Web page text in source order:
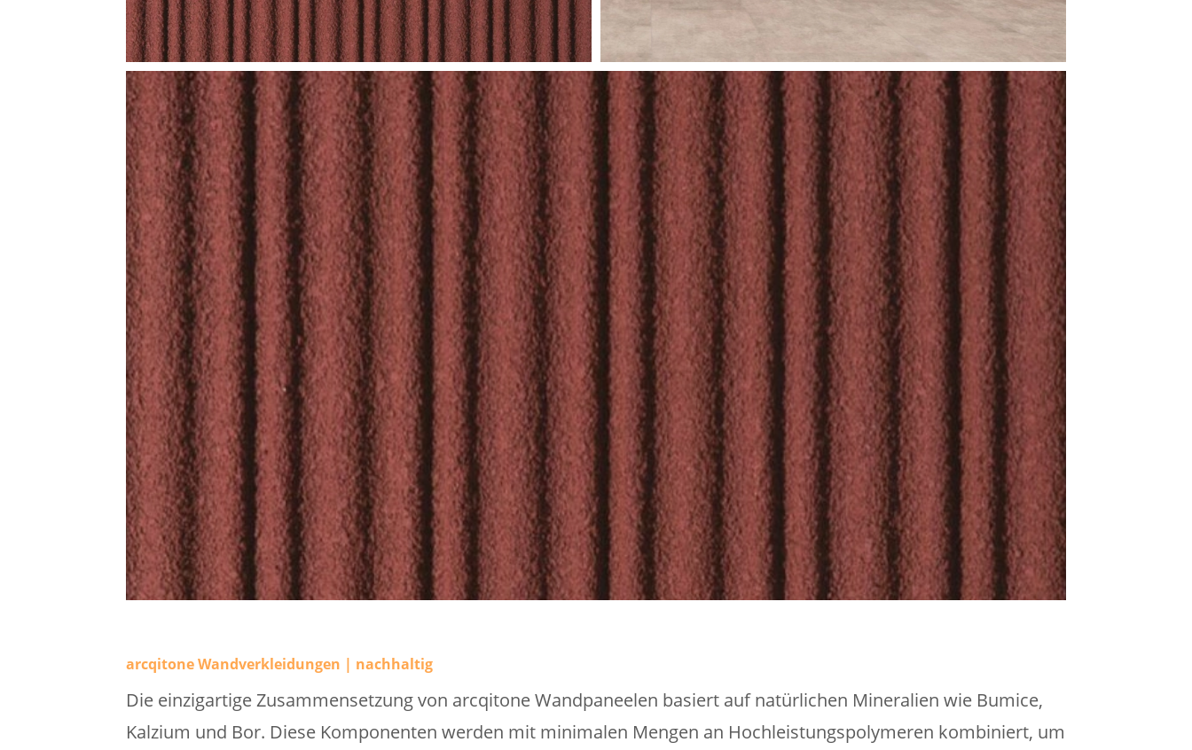
arcqitone Wandverkleidungen | nachhaltig
Die einzigartige Zusammensetzung von arcqitone Wandpaneelen basiert auf natürlichen Mineralien wie Bumice,
Kalzium und Bor. Diese Komponenten werden mit minimalen Mengen an Hochleistungspolymeren kombiniert, um